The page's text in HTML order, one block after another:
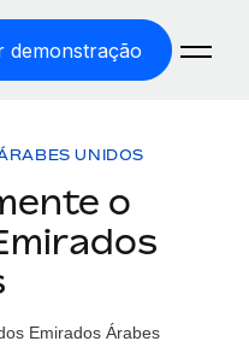
demonstração
UNIDOS
o
Emirados Árabes